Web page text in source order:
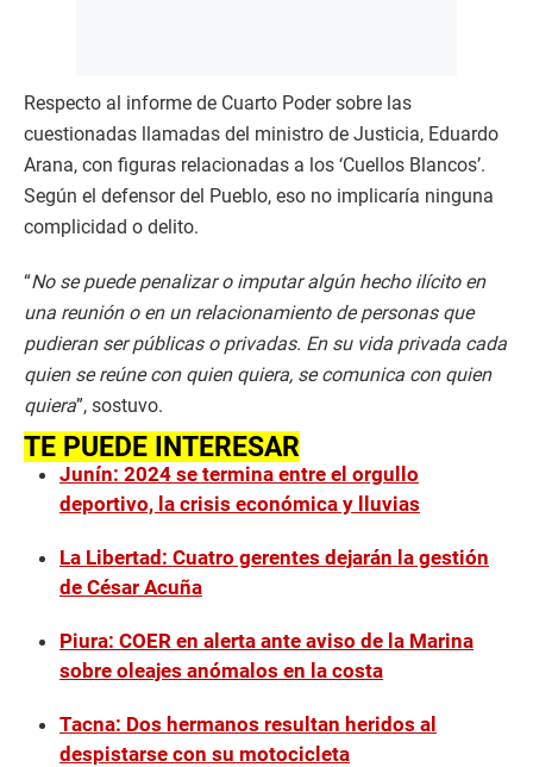
Respecto al informe de Cuarto Poder sobre las
cuestionadas llamadas del ministro de Justicia, Eduardo
Arana, con figuras relacionadas a los ‘Cuellos Blancos’.
Según el defensor del Pueblo, eso no implicaría ninguna
complicidad o delito.
“No se puede penalizar o imputar algún hecho ilícito en
una reunión o en un relacionamiento de personas que
pudieran ser públicas o privadas. En su vida privada cada
quien se reúne con quien quiera, se comunica con quien
quiera”, sostuvo.
TE PUEDE INTERESAR
Junín: 2024 se termina entre el orgullo
deportivo, la crisis económica y lluvias
La Libertad: Cuatro gerentes dejarán la gestión
de César Acuña
Piura: COER en alerta ante aviso de la Marina
sobre oleajes anómalos en la costa
Tacna: Dos hermanos resultan heridos al
despistarse con su motocicleta